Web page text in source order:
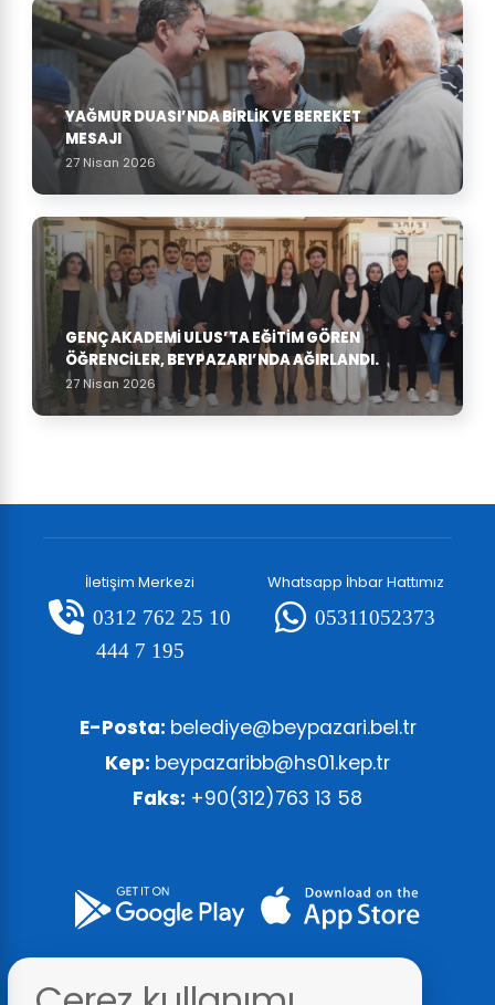
YAĞMUR DUASI’NDA BIRLIK VE BEREKET
MESAJI
27 Nisan 2026
GENÇ AKADEMI ULUS’TA EĞITIM GÖREN
ÖĞRENCILER, BEYPAZARI’NDA AĞIRLANDI.
27 Nisan 2026
İletişim Merkezi
0312 762 25 10
444 7 195
Whatsapp İhbar Hattımız
05311052373
E-Posta: belediye@beypazari.bel.tr
Kep: beypazaribb@hs01.kep.tr
Faks: +90(312)763 13 58